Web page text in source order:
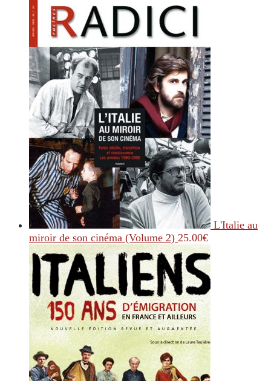
L'Italie au
miroir de son cinéma (Volume 2) 25.00€